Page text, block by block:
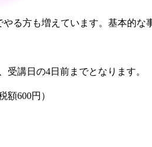
る方も増えています。基本的
受講日の4日前までとなります。
額600円）